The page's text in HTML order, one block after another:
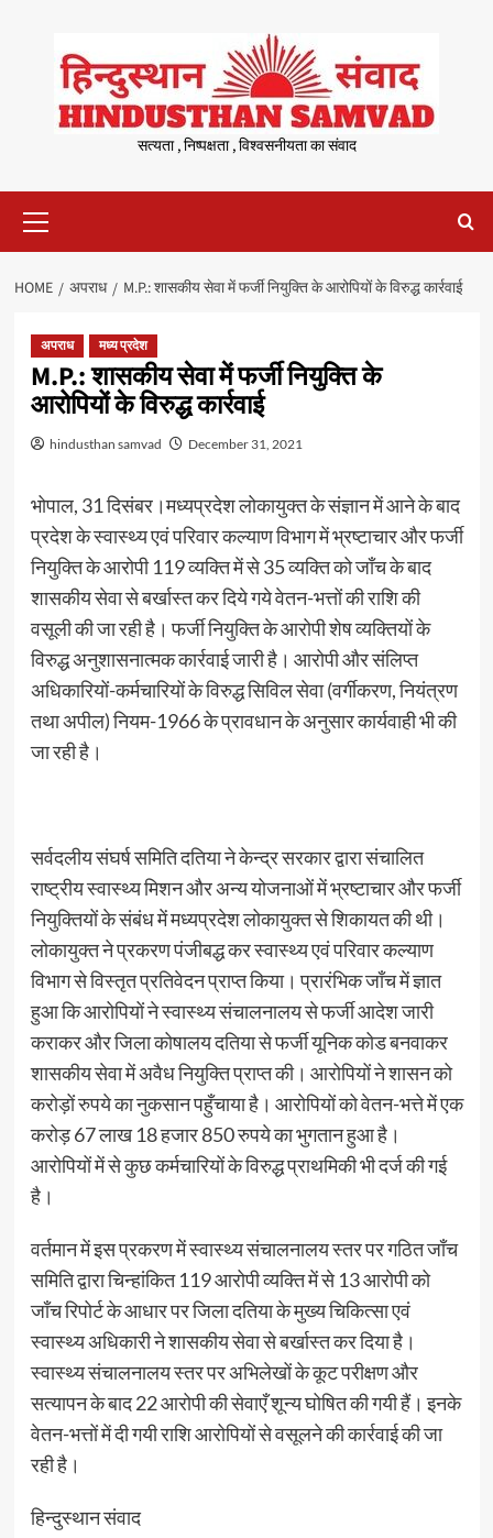
content
सत्यता , निष्पक्षता , विश्वसनीयता का संवाद
Menu
HOME अपराध M.P.: शासकीय सेवा में फर्जी नियुक्ति के आरोपियों के विरुद्ध कार्रवाई
अपराध मध्य प्रदेश
M.P.: शासकीय सेवा में फर्जी नियुक्ति के
आरोपियों के विरुद्ध कार्रवाई
hindusthan samvad December 31, 2021
भोपाल, 31 दिसंबर।मध्यप्रदेश लोकायुक्त के संज्ञान में आने के बाद
प्रदेश के स्वास्थ्य एवं परिवार कल्याण विभाग में भ्रष्टाचार और फर्जी
नियुक्ति के आरोपी 119 व्यक्ति में से 35 व्यक्ति को जाँच के बाद
शासकीय सेवा से बर्खास्त कर दिये गये वेतन-भत्तों की राशि की
वसूली की जा रही है। फर्जी नियुक्ति के आरोपी शेष व्यक्तियों के
विरुद्ध अनुशासनात्मक कार्रवाई जारी है। आरोपी और संलिप्त
अधिकारियों-कर्मचारियों के विरुद्ध सिविल सेवा (वर्गीकरण, नियंत्रण
तथा अपील) नियम-1966 के प्रावधान के अनुसार कार्यवाही भी की
जा रही है।
सर्वदलीय संघर्ष समिति दतिया ने केन्द्र सरकार द्वारा संचालित
राष्ट्रीय स्वास्थ्य मिशन और अन्य योजनाओं में भ्रष्टाचार और फर्जी
नियुक्तियों के संबंध में मध्यप्रदेश लोकायुक्त से शिकायत की थी।
लोकायुक्त ने प्रकरण पंजीबद्ध कर स्वास्थ्य एवं परिवार कल्याण
विभाग से विस्तृत प्रतिवेदन प्राप्त किया। प्रारंभिक जाँच में ज्ञात
हुआ कि आरोपियों ने स्वास्थ्य संचालनालय से फर्जी आदेश जारी
कराकर और जिला कोषालय दतिया से फर्जी यूनिक कोड बनवाकर
शासकीय सेवा में अवैध नियुक्ति प्राप्त की। आरोपियों ने शासन को
करोड़ों रुपये का नुकसान पहुँचाया है। आरोपियों को वेतन-भत्ते में एक
करोड़ 67 लाख 18 हजार 850 रुपये का भुगतान हुआ है।
आरोपियों में से कुछ कर्मचारियों के विरुद्ध प्राथमिकी भी दर्ज की गई
है।
वर्तमान में इस प्रकरण में स्वास्थ्य संचालनालय स्तर पर गठित जाँच
समिति द्वारा चिन्हांकित 119 आरोपी व्यक्ति में से 13 आरोपी को
जाँच रिपोर्ट के आधार पर जिला दतिया के मुख्य चिकित्सा एवं
स्वास्थ्य अधिकारी ने शासकीय सेवा से बर्खास्त कर दिया है।
स्वास्थ्य संचालनालय स्तर पर अभिलेखों के कूट परीक्षण और
सत्यापन के बाद 22 आरोपी की सेवाएँ शून्य घोषित की गयी हैं। इनके
वेतन-भत्तों में दी गयी राशि आरोपियों से वसूलने की कार्रवाई की जा
रही है।
हिन्दुस्थान संवाद